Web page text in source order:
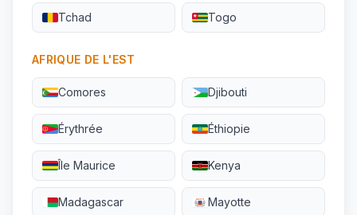
Tchad Togo
AFRIQUE DE L'EST
Comores Djibouti
Érythrée Éthiopie
Île Maurice Kenya
Madagascar Mayotte